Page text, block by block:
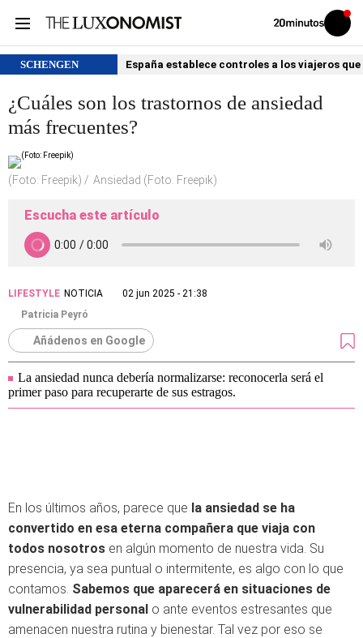
Volver
Iniciar
sesión
SCHENGEN España establece controles a los viajeros
¿Cuáles son los trastornos de ansiedad
más frecuentes?
(Foto: Freepik) Ansiedad (Foto: Freepik)
Escucha este artículo
LIFESTYLE NOTICIA
02 jun 2025 - 21:38
Patricia Peyró
Añádenos en Google
La ansiedad nunca debería normalizarse: reconocerla será el
primer paso para recuperarte de sus estragos.
En los últimos años, parece que la ansiedad se ha
convertido en esa eterna compañera que viaja con
todos nosotros en algún momento de nuestra vida. Su
presencia, ya sea puntual o intermitente, es algo con lo que
contamos. Sabemos que aparecerá en situaciones de
vulnerabilidad personal o ante eventos estresantes que
amenacen nuestra rutina y bienestar. Tal vez por eso se